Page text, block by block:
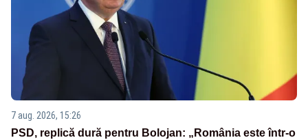
7 aug. 2026, 15:26
PSD, replică dură pentru Bolojan: „România este într-o